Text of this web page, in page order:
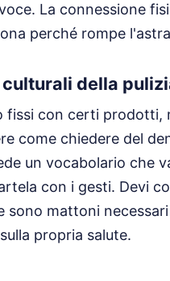
La connessione
perché rompe
della
fissi con certi
come chiedere del
un vocabolario che
con i gesti. Devi
sono mattoni
propria salute.